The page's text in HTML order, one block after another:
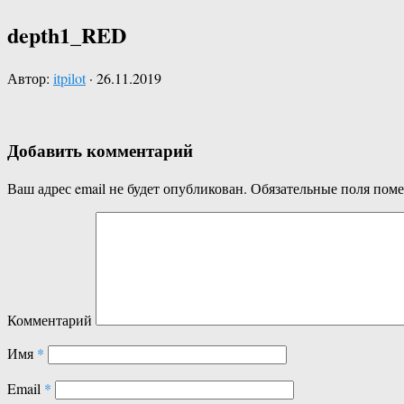
depth1_RED
Автор: itpilot · 26.11.2019
Добавить комментарий
Ваш адрес email не будет опубликован. Обязательные поля
Комментарий
Имя *
Email *